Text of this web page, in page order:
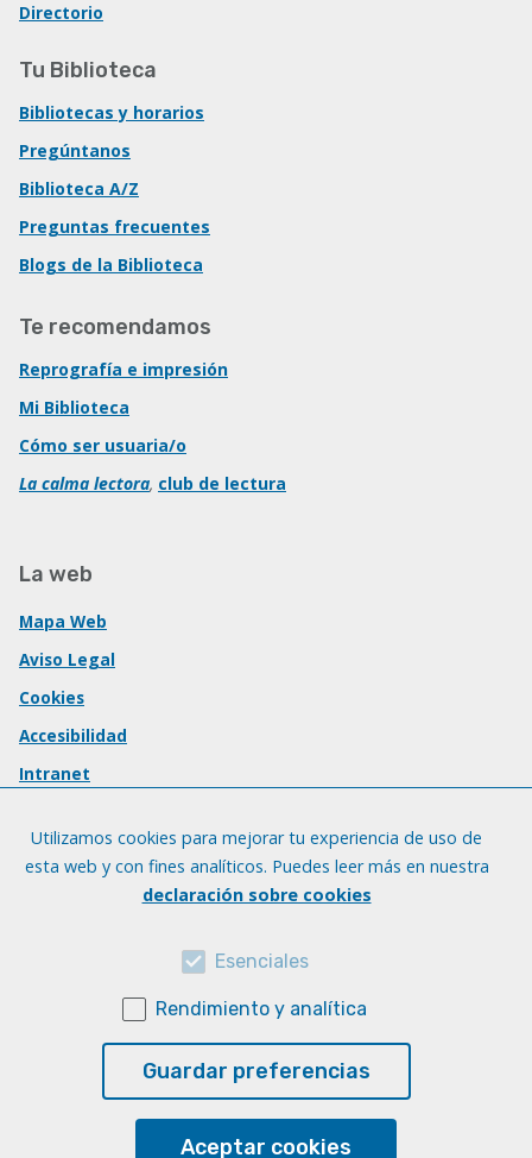
Directorio
Tu Biblioteca
Bibliotecas y horarios
Pregúntanos
Biblioteca A/Z
Preguntas frecuentes
Blogs de la Biblioteca
Te recomendamos
Reprografía e impresión
Mi Biblioteca
Cómo ser usuaria/o
La calma lectora, club de lectura
La web
Mapa Web
Aviso Legal
Cookies
Accesibilidad
Intranet
Utilizamos cookies para mejorar tu experiencia de uso de
esta web y con fines analíticos. Puedes leer más en nuestra
declaración sobre cookies
Esenciales
Rendimiento y analítica
Guardar preferencias
Aceptar cookies